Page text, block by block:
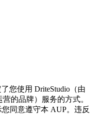
您使用 DriteStudio（由
营的品牌）服务的方式。
同意遵守本 AUP。违反